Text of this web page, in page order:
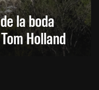
la boda
Holland